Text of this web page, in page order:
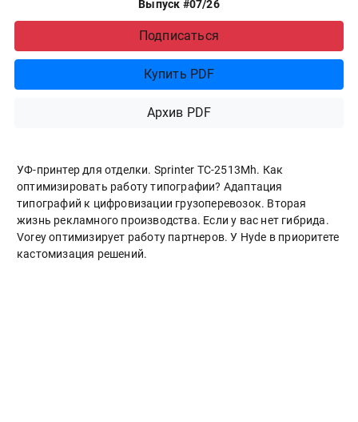
Выпуск #07/26
Подписаться
Купить PDF
Архив PDF
УФ-принтер для отделки. Sprinter ТС-2513Mh. Как
оптимизировать работу типографии? Адаптация
типографий к цифровизации грузоперевозок. Вторая
жизнь рекламного производства. Если у вас нет гибрида.
Vorey оптимизирует работу партнеров. У Hyde в приоритете
кастомизация решений.